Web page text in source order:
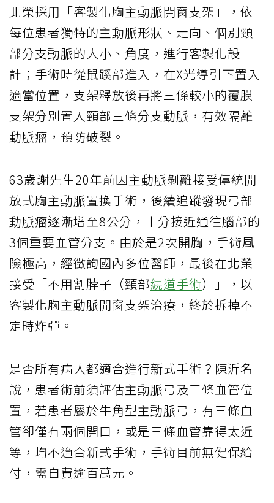
北榮採用「客製化胸主動脈開窗支架」，依
每位患者獨特的主動脈形狀、走向、個別頸
部分支動脈的大小、角度，進行客製化設
計；手術時從鼠蹊部進入，在X光導引下置入
適當位置，支架釋放後再將三條較小的覆膜
支架分別置入頸部三條分支動脈，有效隔離
動脈瘤，預防破裂。
63歲謝先生20年前因主動脈剝離接受傳統開
放式胸主動脈置換手術，後續追蹤發現弓部
動脈瘤逐漸增至8公分，十分接近通往腦部的
3個重要血管分支。由於是2次開胸，手術風
險極高，經徵詢國內多位醫師，最後在北榮
接受「不用割脖子（頸部繞道手術）」，以
客製化胸主動脈開窗支架治療，終於拆掉不
定時炸彈。
是否所有病人都適合進行新式手術？陳沂名
說，患者術前須評估主動脈弓及三條血管位
置，若患者屬於牛角型主動脈弓，有三條血
管卻僅有兩個開口，或是三條血管靠得太近
等，均不適合新式手術，手術目前無健保給
付，需自費逾百萬元。